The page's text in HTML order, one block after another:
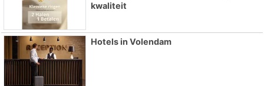
kwaliteit
Hotels in Volendam